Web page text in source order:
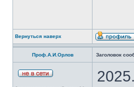
Вернуться наверх
Проф.А.И.Орлов Заголовок